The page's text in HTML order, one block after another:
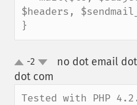
$headers,
}
up
down
-2
no dot email
dot com
Tested with PHP